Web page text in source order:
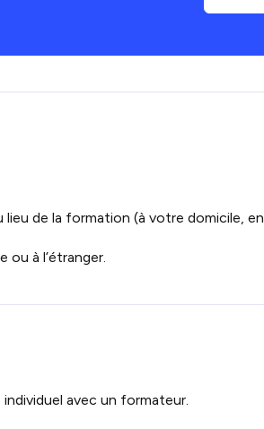
de la formation (à votre domicile,
ou à l’étranger.
individuel avec un formateur.